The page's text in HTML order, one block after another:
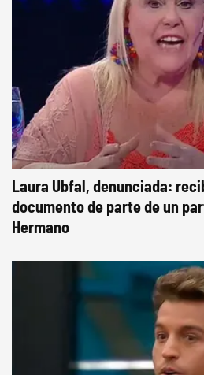
Laura Ubfal, denunciada:
documento de parte de un
Hermano